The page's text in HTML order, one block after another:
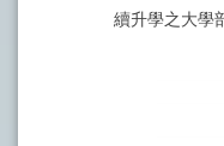
續升學之大學